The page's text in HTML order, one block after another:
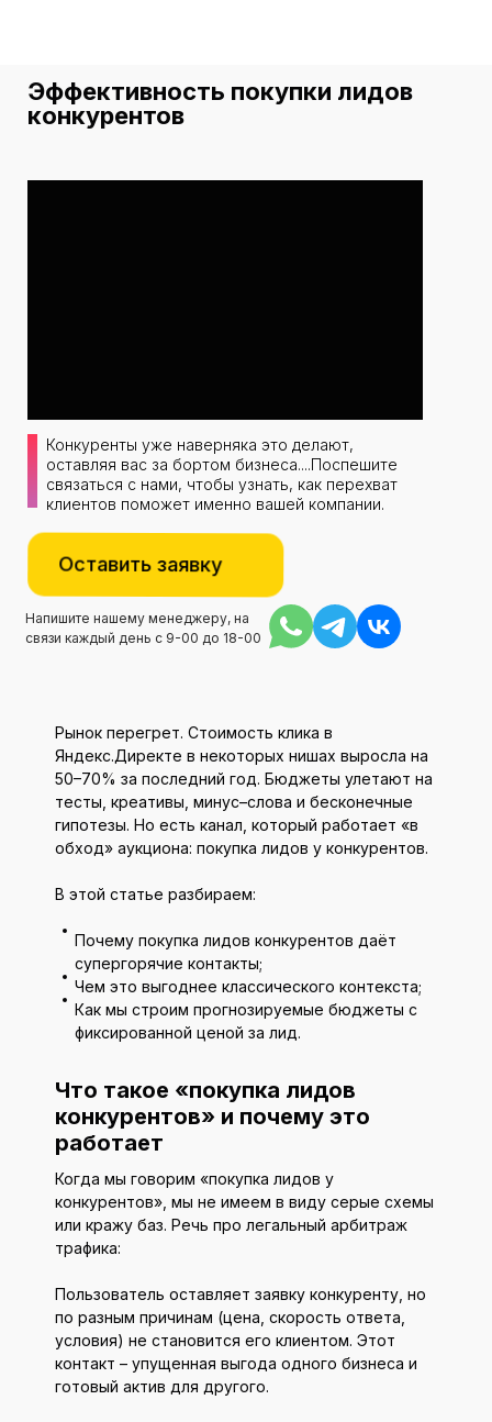
Эффективность покупки лидов
конкурентов
Напишите нашему менеджеру, на
связи каждый день с 9-00 до 18-00
Конкуренты уже наверняка это делают,
оставляя вас за бортом бизнеса....Поспешите
связаться с нами, чтобы узнать, как перехват
клиентов поможет именно вашей компании.
Оставить заявку
Рынок перегрет. Стоимость клика в
Яндекс.Директе в некоторых нишах выросла на
50–70% за последний год. Бюджеты улетают на
тесты, креативы, минус–слова и бесконечные
гипотезы. Но есть канал, который работает «в
обход» аукциона: покупка лидов у конкурентов.
В этой статье разбираем:
Почему покупка лидов конкурентов даёт
супергорячие контакты;
Чем это выгоднее классического контекста;
Как мы строим прогнозируемые бюджеты с
фиксированной ценой за лид.
Что такое «покупка лидов
конкурентов» и почему это
работает
Когда мы говорим «покупка лидов у
конкурентов», мы не имеем в виду серые схемы
или кражу баз. Речь про легальный арбитраж
трафика:
Пользователь оставляет заявку конкуренту, но
по разным причинам (цена, скорость ответа,
условия) не становится его клиентом. Этот
контакт – упущенная выгода одного бизнеса и
готовый актив для другого.